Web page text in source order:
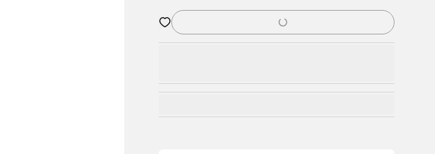
Öffnet ein Fenster zum Anmelden oder Registrieren als Mitglied